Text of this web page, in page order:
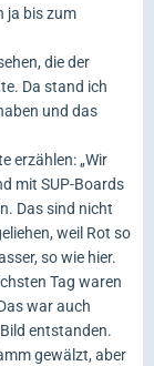
ja bis zum
die der
Da stand ich
und das
erzählen: „Wir
mit SUP-Boards
Das sind nicht
weil Rot so
so wie hier.
Tag waren
war auch
entstanden.
gewälzt, aber